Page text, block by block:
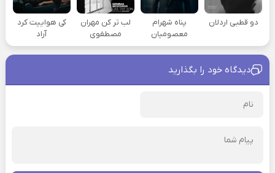
دو قطبی اردلان
پناه شهرام
معصومیان
لب تر کن مهران
مصطفوی
کی هواییت کرد
آراد
دیدگاه خود را بگذارید